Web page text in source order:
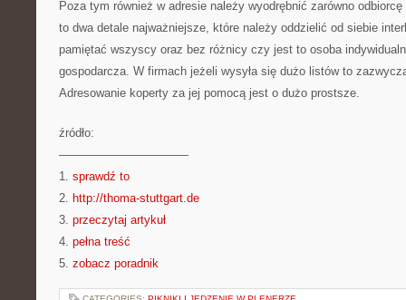
Poza tym również w adresie należy wyodrębnić zarówno
to dwa detale najważniejsze, które należy oddzielić od siebie
pamiętać wszyscy oraz bez różnicy czy jest to osoba
gospodarcza. W firmach jeżeli wysyła się dużo listów to
Adresowanie koperty za jej pomocą jest o dużo prostsze.
źródło:
———————————
1. sprawdź to
2. http://thoma-stuttgart.de
3. przeczytaj artykuł
4. pełna treść
5. zobacz poradnik